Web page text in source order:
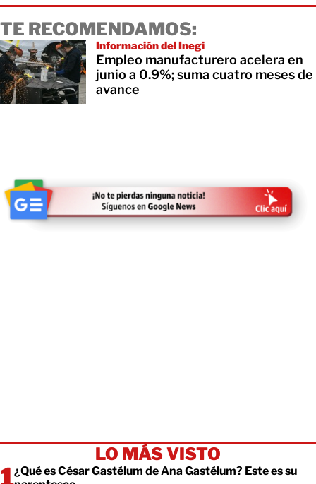
TE RECOMENDAMOS:
Información del Inegi
Empleo manufacturero acelera en
junio a 0.9%; suma cuatro meses de
avance
LO MÁS VISTO
¿Qué es César Gastélum de Ana Gastélum? Este es su